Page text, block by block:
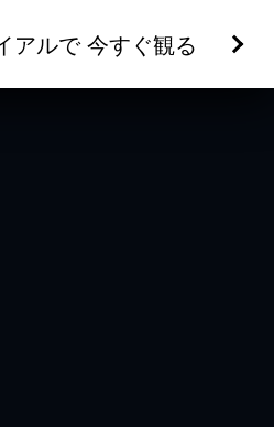
アルで 今すぐ観る